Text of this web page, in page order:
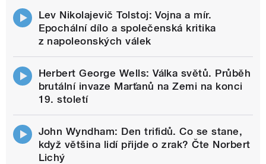
Lev Nikolajevič Tolstoj: Vojna a mír.
Epochální dílo a společenská kritika
z napoleonských válek
Herbert George Wells: Válka světů. Průběh
brutální invaze Marťanů na Zemi na konci
19. století
John Wyndham: Den trifidů. Co se stane,
když většina lidí přijde o zrak? Čte Norbert
Lichý